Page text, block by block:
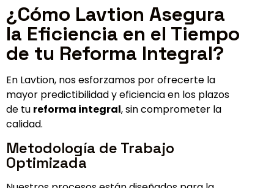
¿Cómo Lavtion Asegura
la Eficiencia en el Tiempo
de tu Reforma Integral?
En Lavtion, nos esforzamos por ofrecerte la
mayor predictibilidad y eficiencia en los plazos
de tu reforma integral, sin comprometer la
calidad.
Metodología de Trabajo
Optimizada